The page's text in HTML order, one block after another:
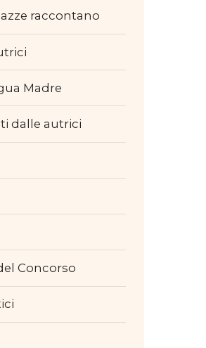
raccontano
Madre
dalle autrici
Concorso